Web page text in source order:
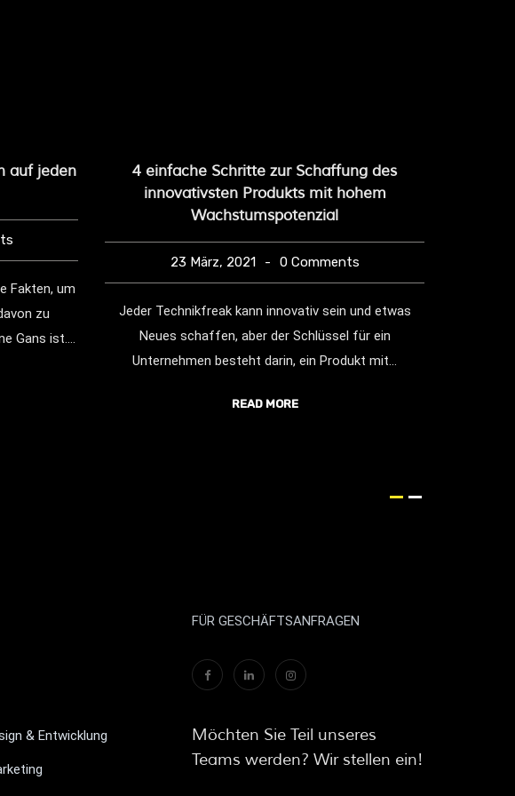
auf jeden
Fakten, um
zu
Gans ist....
4 einfache Schritte zur Schaffung des
innovativsten Produkts mit hohem
Wachstumspotenzial
23 März, 2021 0 Comments
Jeder Technikfreak kann innovativ sein und etwas
Neues schaffen, aber der Schlüssel für ein
Unternehmen besteht darin, ein Produkt mit...
READ MORE
& Entwicklung
FÜR GESCHÄFTSANFRAGEN
Möchten Sie Teil unseres
Teams werden? Wir stellen ein!